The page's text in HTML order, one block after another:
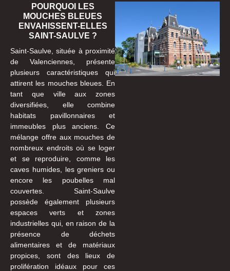
POURQUOI LES
MOUCHES BLEUES
ENVAHISSENT-ELLES
SAINT-SAULVE ?
Saint-Saulve, située à proximité
de Valenciennes, présente
plusieurs caractéristiques qui
attirent les mouches bleues. En
tant que ville aux zones
diversifiées, elle combine
habitats pavillonnaires et
immeubles plus anciens. Ce
mélange offre aux mouches de
nombreux endroits où se loger
et se reproduire, comme les
caves humides, les greniers ou
encore les poubelles mal
couvertes. Saint-Saulve
possède également plusieurs
espaces verts et zones
industrielles qui, en raison de la
présence de déchets
alimentaires et de matériaux
propices, sont des lieux de
prolifération idéaux pour ces